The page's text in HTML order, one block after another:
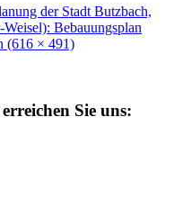
der Stadt Butzbach,
Bebauungsplan
(616 × 491)
Sie uns: